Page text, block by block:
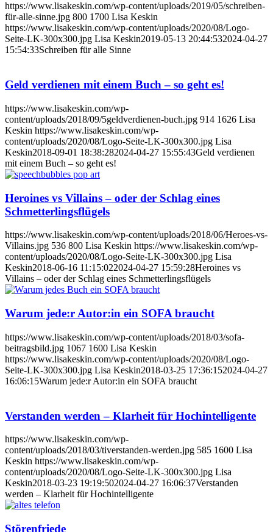
https://www.lisakeskin.com/wp-content/uploads/2019/05/schreiben-
für-alle-sinne.jpg 800 1700 Lisa Keskin
https://www.lisakeskin.com/wp-content/uploads/2020/08/Logo-
Seite-LK-300x300.jpg Lisa Keskin2019-05-13 20:44:532024-04-27
15:54:33Schreiben für alle Sinne
Geld verdienen mit einem Buch – so geht es!
https://www.lisakeskin.com/wp-
content/uploads/2018/09/5geldverdienen-buch.jpg 914 1626 Lisa
Keskin https://www.lisakeskin.com/wp-
content/uploads/2020/08/Logo-Seite-LK-300x300.jpg Lisa
Keskin2018-09-01 18:38:282024-04-27 15:55:43Geld verdienen
mit einem Buch – so geht es!
Heroines vs Villains – oder der Schlag eines
Schmetterlingsflügels
https://www.lisakeskin.com/wp-content/uploads/2018/06/Heroes-vs-
Villains.jpg 536 800 Lisa Keskin https://www.lisakeskin.com/wp-
content/uploads/2020/08/Logo-Seite-LK-300x300.jpg Lisa
Keskin2018-06-16 11:15:022024-04-27 15:59:28Heroines vs
Villains – oder der Schlag eines Schmetterlingsflügels
Warum jede:r Autor:in ein SOFA braucht
https://www.lisakeskin.com/wp-content/uploads/2018/03/sofa-
beitragsbild.jpg 1067 1600 Lisa Keskin
https://www.lisakeskin.com/wp-content/uploads/2020/08/Logo-
Seite-LK-300x300.jpg Lisa Keskin2018-03-25 17:36:152024-04-27
16:06:15Warum jede:r Autor:in ein SOFA braucht
Verstanden werden – Klarheit für Hochintelligente
https://www.lisakeskin.com/wp-
content/uploads/2018/03/tiverstanden-werden.jpg 585 1600 Lisa
Keskin https://www.lisakeskin.com/wp-
content/uploads/2020/08/Logo-Seite-LK-300x300.jpg Lisa
Keskin2018-03-23 19:19:502024-04-27 16:06:37Verstanden
werden – Klarheit für Hochintelligente
Störenfriede